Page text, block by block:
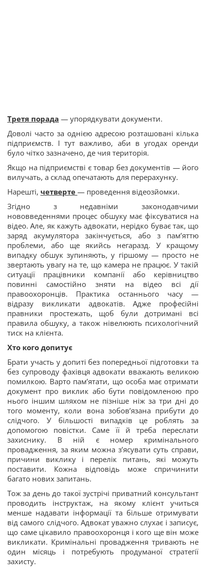
Третя порада — упорядкувати документи.
Доволі часто за однією адресою розташовані кілька
підприємств. І тут важливо, аби в угодах оренди
було чітко зазначено, де чия територія.
Якщо на підприємстві є товар без документів — його
вилучать, а склад опечатають для перерахунку.
Нарешті, четверте — проведення відеозйомки.
Згідно з недавніми законодавчими
нововведеннями процес обшуку має фіксуватися на
відео. Але, як кажуть адвокати, нерідко буває так, що
заряд акумулятора закінчується, або з пам’яттю
проблеми, або ще якийсь негаразд. У кращому
випадку обшук зупиняють, у гіршому — просто не
звертають увагу на те, що камера не працює. У такій
ситуації працівники компанії або керівництво
повинні самостійно зняти на відео всі дії
правоохоронців. Практика останнього часу —
відразу викликати адвокатів. Адже професійні
правники простежать, щоб були дотримані всі
правила обшуку, а також нівелюють психологічний
тиск на клієнта.
Хто кого допитує
Брати участь у допиті без попередньої підготовки та
без супроводу фахівця адвокати вважають великою
помилкою. Варто пам’ятати, що особа має отримати
документ про виклик або бути повідомленою про
нього іншим шляхом не пізніше ніж за три дні до
того моменту, коли вона зобов’язана прибути до
слідчого. У більшості випадків це роблять за
допомогою повістки. Саме її й треба переслати
захиснику. В ній є номер кримінального
провадження, за яким можна з’ясувати суть справи,
причини виклику і перелік питань, які можуть
поставити. Кожна відповідь може спричинити
багато нових запитань.
Тож за день до такої зустрічі приватний консультант
проводить інструктаж, на якому клієнт учиться
менше надавати інформації та більше отримувати
від самого слідчого. Адвокат уважно слухає і записує,
що саме цікавило правоохоронця і кого ще він може
викликати. Кримінальні провадження тривають не
один місяць і потребують продуманої стратегії
захисту.